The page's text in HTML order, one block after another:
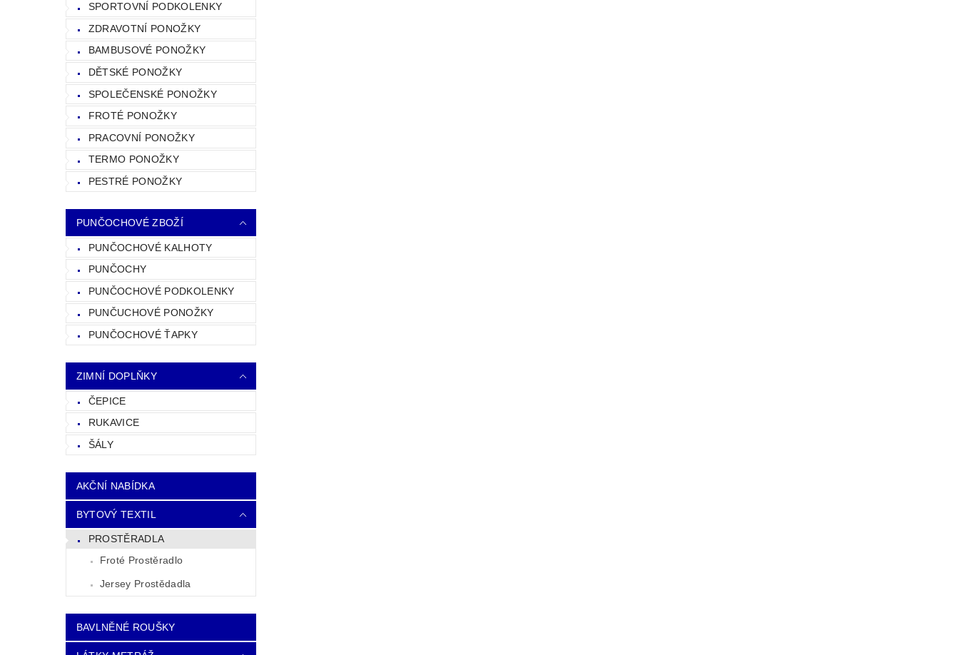
SPORTOVNÍ PODKOLENKY
ZDRAVOTNÍ PONOŽKY
BAMBUSOVÉ PONOŽKY
DĚTSKÉ PONOŽKY
SPOLEČENSKÉ PONOŽKY
FROTÉ PONOŽKY
PRACOVNÍ PONOŽKY
TERMO PONOŽKY
PESTRÉ PONOŽKY
PUNČOCHOVÉ ZBOŽÍ
PUNČOCHOVÉ KALHOTY
PUNČOCHY
PUNČOCHOVÉ PODKOLENKY
PUNČUCHOVÉ PONOŽKY
PUNČOCHOVÉ ŤAPKY
ZIMNÍ DOPLŇKY
ČEPICE
RUKAVICE
ŠÁLY
AKČNÍ NABÍDKA
BYTOVÝ TEXTIL
PROSTĚRADLA
Froté Prostěradlo
Jersey Prostědadla
BAVLNĚNÉ ROUŠKY